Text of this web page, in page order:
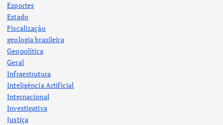
Esportes
Estado
Fiscalização
geologia brasileira
Geopolítica
Geral
Infraestrutura
Inteligência Artificial
Internacional
Investigativa
Justiça